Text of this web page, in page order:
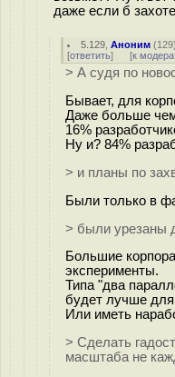
даже если б
5.129 ,Аноним (129
[ответить] [к
> А судя по
Бывает, для
Даже больше
16%
Ну и? 84%
> и планы по
Были только в
> были урезаны
Большие
эксперименты.
Типа "два
будет лучше
Или иметь
> Сделать
масштаба не